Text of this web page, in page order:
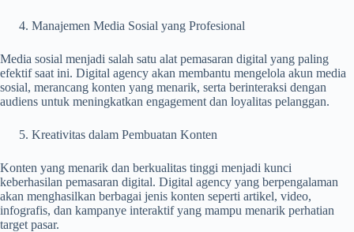
Manajemen Media Sosial yang Profesional
Media sosial menjadi salah satu alat pemasaran digital yang paling
efektif saat ini. Digital agency akan membantu mengelola akun media
sosial, merancang konten yang menarik, serta berinteraksi dengan
audiens untuk meningkatkan engagement dan loyalitas pelanggan.
Kreativitas dalam Pembuatan Konten
Konten yang menarik dan berkualitas tinggi menjadi kunci
keberhasilan pemasaran digital. Digital agency yang berpengalaman
akan menghasilkan berbagai jenis konten seperti artikel, video,
infografis, dan kampanye interaktif yang mampu menarik perhatian
target pasar.